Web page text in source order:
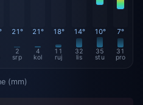
21°
2
srp
21°
4
kol
18°
11
ruj
14°
32
lis
10°
35
stu
7°
31
pro
(mm)